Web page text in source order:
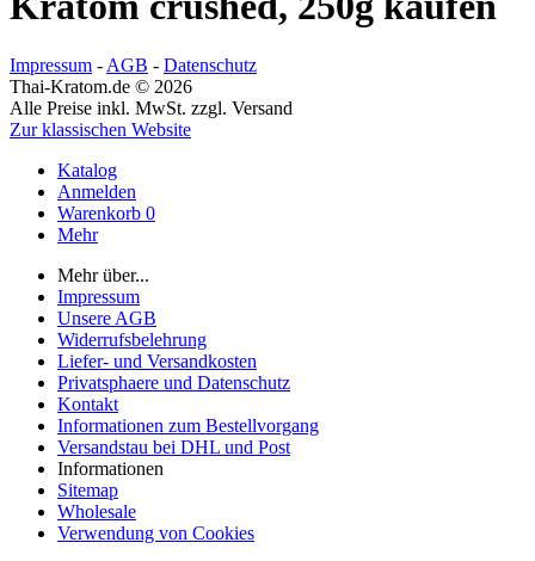
Impressum - AGB - Datenschutz
Thai-Kratom.de © 2026
Alle Preise inkl. MwSt. zzgl. Versand
Zur klassischen Website
Katalog
Anmelden
Warenkorb 0
Mehr
Mehr über...
Impressum
Unsere AGB
Widerrufsbelehrung
Liefer- und Versandkosten
Privatsphaere und Datenschutz
Kontakt
Informationen zum Bestellvorgang
Versandstau bei DHL und Post
Informationen
Sitemap
Wholesale
Verwendung von Cookies